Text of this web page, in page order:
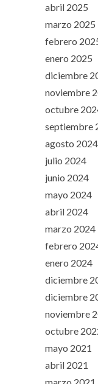
abril 2025
marzo 2025
febrero
enero 2025
diciembre
noviembre
octubre
septiembre
agosto 2024
julio 2024
junio 2024
mayo 2024
abril 2024
marzo 2024
febrero
enero 2024
diciembre
diciembre
noviembre
octubre
mayo 2021
abril 2021